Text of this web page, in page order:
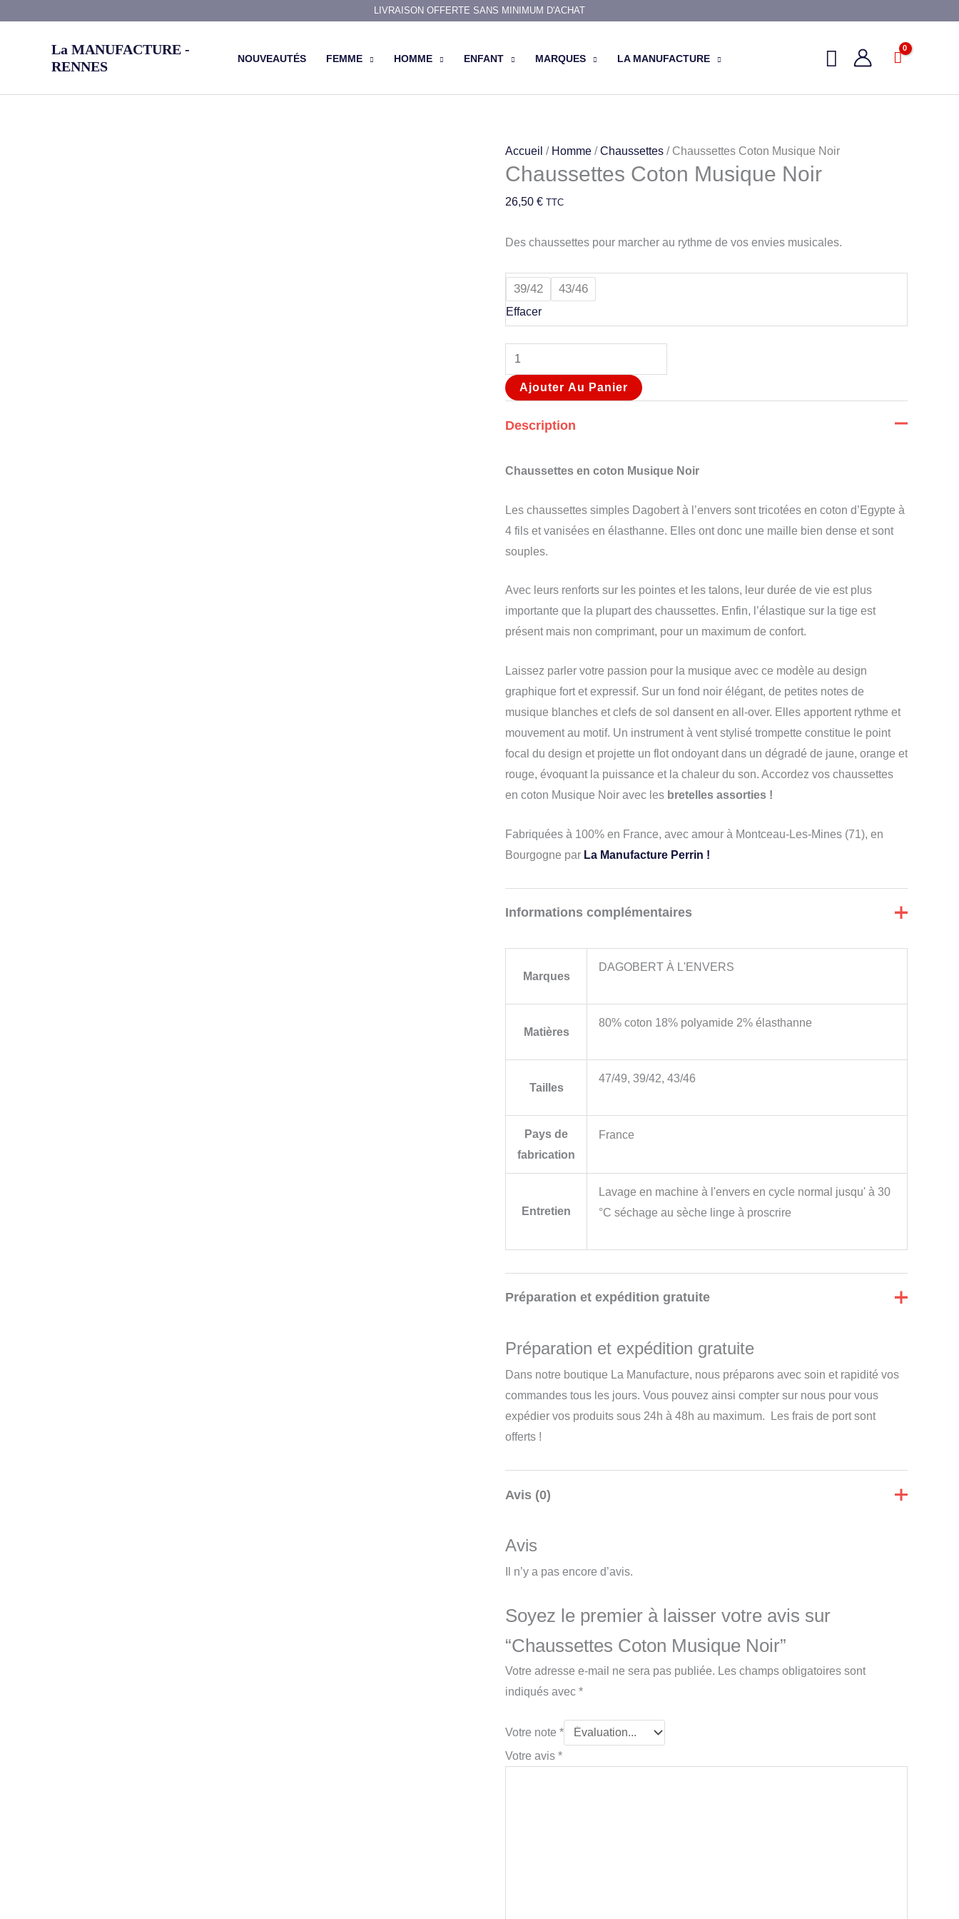
LIVRAISON OFFERTE SANS MINIMUM D'ACHAT
La MANUFACTURE -
RENNES
NOUVEAUTÉS FEMME HOMME ENFANT MARQUES LA MANUFACTURE
Accueil / Homme /Chaussettes / Chaussettes Coton Musique Noir
Chaussettes Coton Musique Noir
26,50 € TTC
Des chaussettes pour marcher au rythme de vos envies musicales.
39/42 43/46
Effacer
quantité
de
Ajouter Au Panier
Description
Chaussettes en coton Musique Noir
Les chaussettes simples Dagobert à l’envers sont tricotées en coton d’Egypte à
4 fils et vanisées en élasthanne. Elles ont donc une maille bien dense et sont
souples.
Avec leurs renforts sur les pointes et les talons, leur durée de vie est plus
importante que la plupart des chaussettes. Enfin, l’élastique sur la tige est
présent mais non comprimant, pour un maximum de confort.
Laissez parler votre passion pour la musique avec ce modèle au design
graphique fort et expressif. Sur un fond noir élégant, de petites notes de
musique blanches et clefs de sol dansent en all-over. Elles apportent rythme et
mouvement au motif. Un instrument à vent stylisé trompette constitue le point
focal du design et projette un flot ondoyant dans un dégradé de jaune, orange et
rouge, évoquant la puissance et la chaleur du son. Accordez vos chaussettes
en coton Musique Noir avec les bretelles assorties !
Fabriquées à 100% en France, avec amour à Montceau-Les-Mines (71), en
Bourgogne par La Manufacture Perrin !
Informations complémentaires
Marques
DAGOBERT À L'ENVERS
Matières
80% coton 18% polyamide 2% élasthanne
Tailles
47/49, 39/42, 43/46
Pays de
fabrication
France
Entretien
Lavage en machine à l'envers en cycle normal jusqu' à 30
°C séchage au sèche linge à proscrire
Préparation et expédition gratuite
Préparation et expédition gratuite
Dans notre boutique La Manufacture, nous préparons avec soin et rapidité vos
commandes tous les jours. Vous pouvez ainsi compter sur nous pour vous
expédier vos produits sous 24h à 48h au maximum. Les frais de port sont
offerts !
Avis (0)
Avis
Il n’y a pas encore d’avis.
Soyez le premier à laisser votre avis sur
“Chaussettes Coton Musique Noir”
Votre adresse e-mail ne sera pas publiée. Les champs obligatoires sont
indiqués avec *
Votre note *
Votre avis *